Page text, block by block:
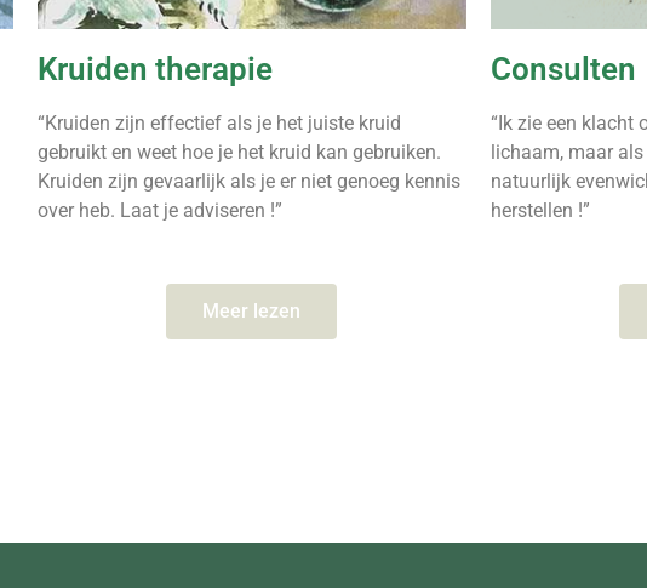
Kruiden therapie
“Kruiden zijn effectief als je het juiste kruid
gebruikt en weet hoe je het kruid kan gebruiken.
Kruiden zijn gevaarlijk als je er niet genoeg kennis
over heb. Laat je adviseren !”
Meer lezen
Consulten
“Ik zie een klacht
lichaam, maar
natuurlijk
herstellen !”